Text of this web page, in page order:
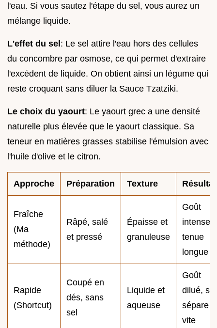
l'eau. Si vous sautez l'étape du sel, vous aurez un
mélange liquide.
L'effet du sel: Le sel attire l'eau hors des cellules
du concombre par osmose, ce qui permet d'extraire
l'excédent de liquide. On obtient ainsi un légume qui
reste croquant sans diluer la Sauce Tzatziki.
Le choix du yaourt: Le yaourt grec a une densité
naturelle plus élevée que le yaourt classique. Sa
teneur en matières grasses stabilise l'émulsion avec
l'huile d'olive et le citron.
Approche Préparation Texture Résultat
Fraîche
(Ma
méthode)
Râpé, salé
et pressé
Épaisse et
granuleuse
Goût
intense,
tenue
longue
Rapide
(Shortcut)
Coupé en
dés, sans
sel
Liquide et
aqueuse
Goût
dilué, se
sépare
vite